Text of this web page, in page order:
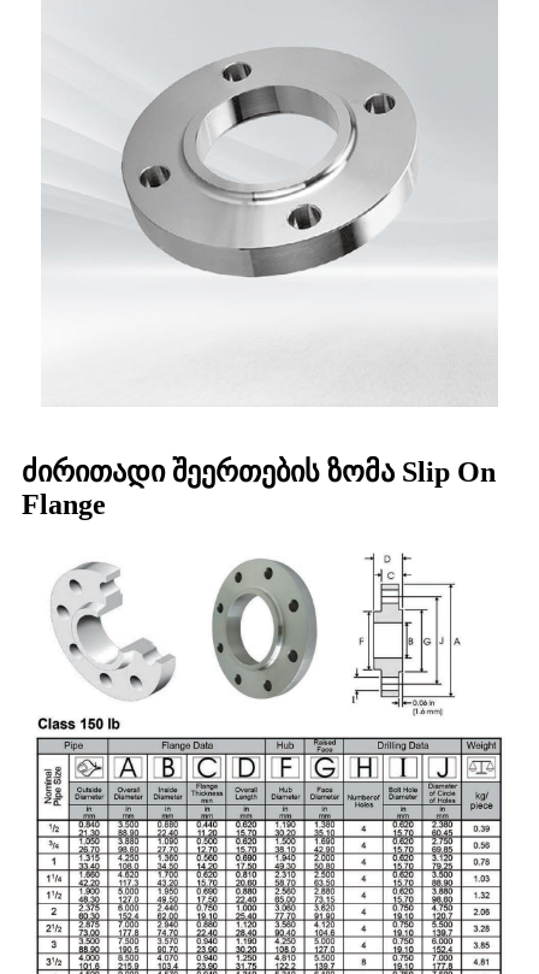
ძირითადი შეერთების ზომა Slip On
Flange